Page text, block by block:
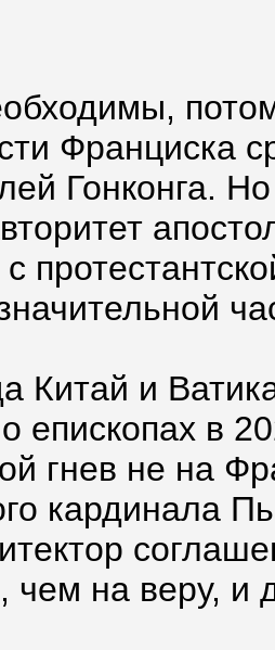
Франциска
Гонконга.
с
Китай и
епископах в
гнев не на
кардинала
чем на веру,